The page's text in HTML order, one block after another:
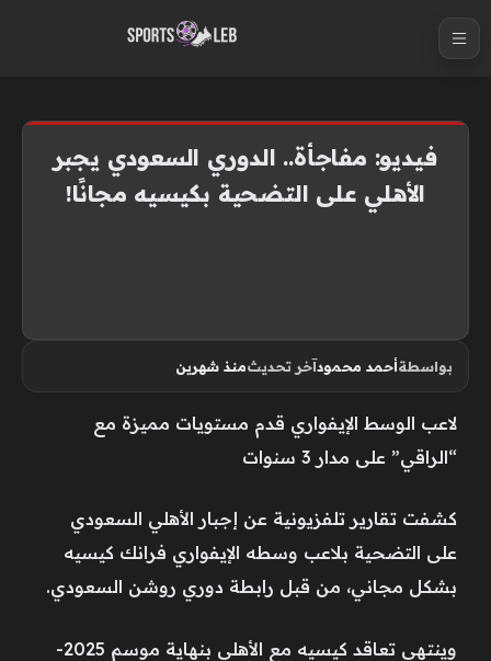
فيديو: مفاجأة.. الدوري السعودي يجبر
الأهلي على التضحية بكيسيه مجانًا!
بواسطةأحمد محمودآخر تحديثمنذ شهرين
لاعب الوسط الإيفواري قدم مستويات مميزة مع
“الراقي” على مدار 3 سنوات
كشفت تقارير تلفزيونية عن إجبار الأهلي السعودي
على التضحية بلاعب وسطه الإيفواري فرانك كيسيه
بشكل مجاني، من قبل رابطة دوري روشن السعودي.
وينتهي تعاقد كيسيه مع الأهلي بنهاية موسم 2025-